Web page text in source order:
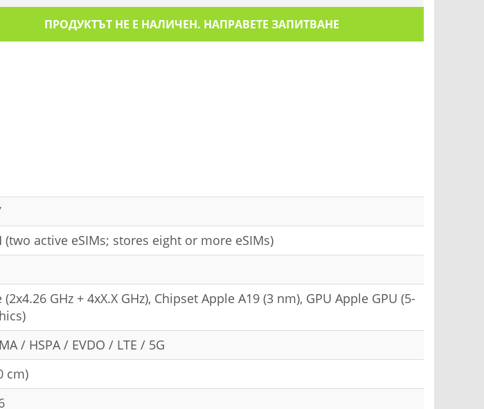
ПРОДУКТЪТ НЕ Е НАЛИЧЕН. НАПРАВЕТЕ ЗАПИТВАНЕ
(two active eSIMs; stores eight or more eSIMs)
GHz + 4xX.X GHz), Chipset Apple A19 (3 nm), GPU Apple GPU (5-
/ HSPA / EVDO / LTE / 5G
cm)